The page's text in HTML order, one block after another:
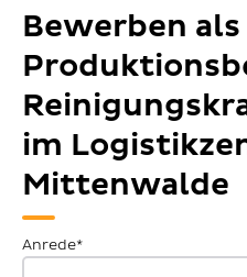
Bewerben als
im
Mittenwalde
Anrede*